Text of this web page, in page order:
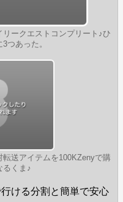
ークエストコンプリート♪ひ
つあった。
送アイテムを100KZenyで購
るくま♪
ける分割と簡単で安心